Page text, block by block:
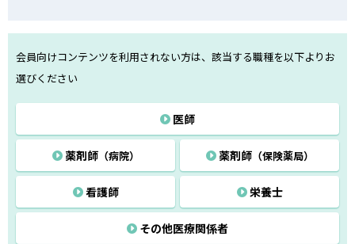
会員向けコンテンツを利用されない方は、該当する職種を以下よりお
選びください
医師
薬剤師（病院） 薬剤師（保険薬局）
看護師 栄養士
その他医療関係者